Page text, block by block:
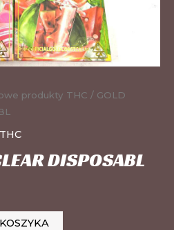
produkty THC / GOLD
DISPOSABL